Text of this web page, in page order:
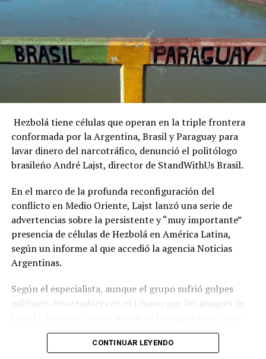
Hezbolá tiene células que operan en la triple frontera
conformada por la Argentina, Brasil y Paraguay para
lavar dinero del narcotráfico, denunció el politólogo
brasileño André Lajst, director de StandWithUs Brasil.
En el marco de la profunda reconfiguración del
conflicto en Medio Oriente, Lajst lanzó una serie de
advertencias sobre la persistente y “muy importante”
presencia de células de Hezbolá en América Latina,
según un informe al que accedió la agencia Noticias
Argentinas.
Según el especialista, aunque el grupo sufrió golpes
militares devastadores en el Líbano por los ataques de
fortalecer sus estructuras de narcotráfico, tráfico de
armas y lavado de dinero, informó DNEWS en las últimas
CONTINUAR LEYENDO